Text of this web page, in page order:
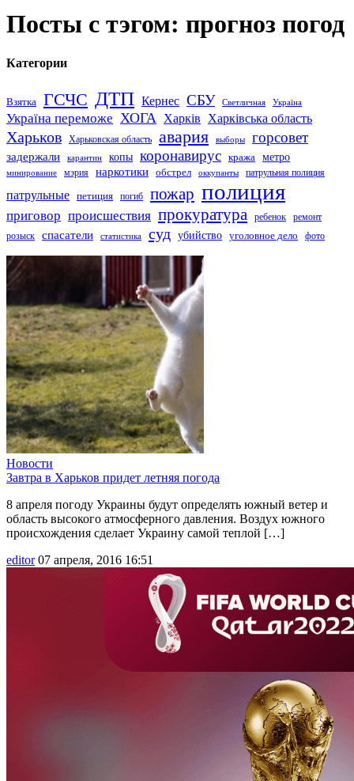
Посты с тэгом: прогноз погод
Категории
Взятка ГСЧС ДТП Кернес СБУ Светличная Україна
Україна переможе ХОГА Харків Харківська область
Харьков Харьковская область авария выборы горсовет
задержали карантин копы коронавирус кража метро
минирование мэрия наркотики обстрел оккупанты патрульная полиция
патрульные петиция погиб пожар полиция
приговор происшествия прокуратура ребенок
ремонт
розыск
спасатели статистика суд убийство уголовное дело фото
Новости
Завтра в Харьков придет летняя погода
8 апреля погоду Украины будут определять южный ветер и
область высокого атмосферного давления. Воздух южного
происхождения сделает Украину самой теплой […]
editor 07 апреля, 2016 16:51